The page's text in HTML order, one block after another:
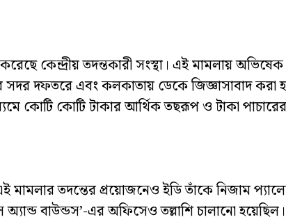
তদন্তকারী সংস্থা। এই মামলায় অভিষেক
সদর দফতরে এবং কলকাতায় ডেকে জিজ্ঞাসাবাদ করা
কোটি কোটি টাকার আর্থিক তছরূপ ও টাকা
মামলার তদন্তের প্রয়োজনেও ইডি তাঁকে নিজাম
বাউন্ডস’-এর অফিসেও তল্লাশি চালানো হয়েছিল।